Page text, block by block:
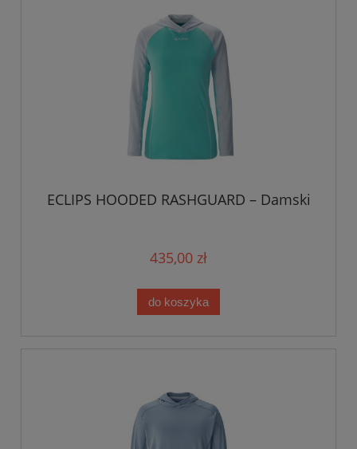
ECLIPS HOODED RASHGUARD – Damski
435,00 zł
do koszyka